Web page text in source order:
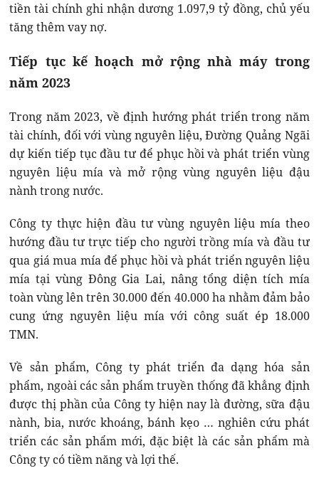
tiền tài chính ghi nhận dương 1.097,9 tỷ đồng, chủ yếu
tăng thêm vay nợ.
Tiếp tục kế hoạch mở rộng nhà máy trong
năm 2023
Trong năm 2023, về định hướng phát triển trong năm
tài chính, đối với vùng nguyên liệu, Đường Quảng Ngãi
dự kiến tiếp tục đầu tư để phục hồi và phát triển vùng
nguyên liệu mía và mở rộng vùng nguyên liệu đậu
nành trong nước.
Công ty thực hiện đầu tư vùng nguyên liệu mía theo
hướng đầu tư trực tiếp cho người trồng mía và đầu tư
qua giá mua mía để phục hồi và phát triển nguyên liệu
mía tại vùng Đông Gia Lai, nâng tổng diện tích mía
toàn vùng lên trên 30.000 đến 40.000 ha nhằm đảm bảo
cung ứng nguyên liệu mía với công suất ép 18.000
TMN.
Về sản phẩm, Công ty phát triển đa dạng hóa sản
phẩm, ngoài các sản phẩm truyền thống đã khẳng định
được thị phần của Công ty hiện nay là đường, sữa đậu
nành, bia, nước khoáng, bánh kẹo … nghiên cứu phát
triển các sản phẩm mới, đặc biệt là các sản phẩm mà
Công ty có tiềm năng và lợi thế.